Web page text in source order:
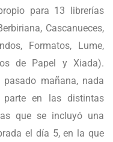
para 13 librerías
Cascanueces,
Formatos, Lume,
de Papel y Xiada).
mañana, nada
en las distintas
que se incluyó una
el día 5, en la que